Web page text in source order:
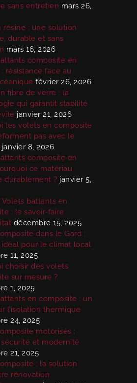
sans entretien mars 26,
résine : une solution
durable et sans
mars 16, 2026
composite en
résistance face au
février 26, 2026
fibre de verre : la
qui garantit stabilité
janvier 21, 2026
les volets en composite
pas avec le
janvier 8, 2026
composite en
ce matériau
durablement ? janvier 5,
Volets battants en
: le savoir-faire
décembre 15, 2025
dans le Gard :
idéal pour le climat local
11, 2025
choisir des volets
sur mesure ?
1, 2025
en composite : un
l’isolation thermique
24, 2025
motorisés :
et modernité
21, 2025
: la solution
rénovation